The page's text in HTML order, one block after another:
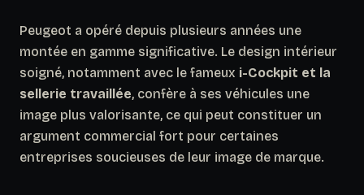
Peugeot a opéré depuis plusieurs années une
montée en gamme significative. Le design intérieur
soigné, notamment avec le fameux i-Cockpit et la
sellerie travaillée, confère à ses véhicules une
image plus valorisante, ce qui peut constituer un
argument commercial fort pour certaines
entreprises soucieuses de leur image de marque.